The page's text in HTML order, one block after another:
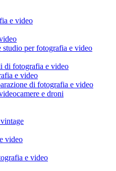
e video
per fotografia e video
di fotografia e video
e video
di fotografia e video
e droni
video
e video